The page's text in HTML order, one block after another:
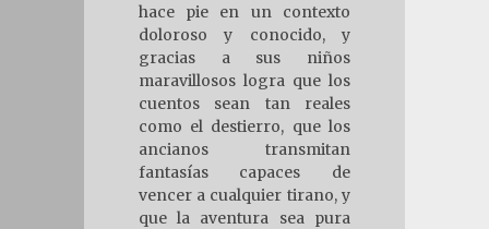
hace pie en un contexto
doloroso y conocido, y
gracias a sus niños
maravillosos logra que los
cuentos sean tan reales
como el destierro, que los
ancianos transmitan
fantasías capaces de
vencer a cualquier tirano, y
que la aventura sea pura